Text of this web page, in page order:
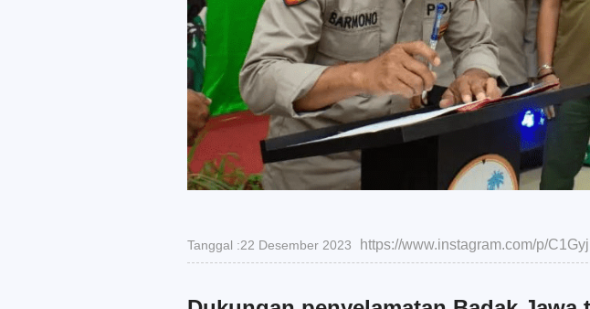
Tanggal :22 Desember 2023 https://www.instagram.com/p/